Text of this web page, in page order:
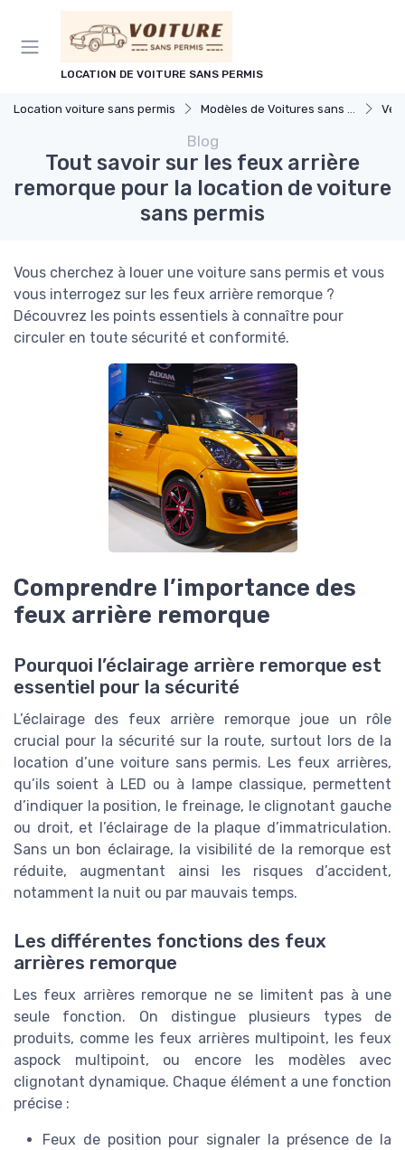
LOCATION DE VOITURE SANS PERMIS
Location voiture sans permis Modèles de Voitures sans Permis
Blog
Tout savoir sur les feux arrière
remorque pour la location de voiture
sans permis
Vous cherchez à louer une voiture sans permis et vous
vous interrogez sur les feux arrière remorque ?
Découvrez les points essentiels à connaître pour
circuler en toute sécurité et conformité.
Comprendre l’importance des
feux arrière remorque
Pourquoi l’éclairage arrière remorque est
essentiel pour la sécurité
L’éclairage des feux arrière remorque joue un rôle
crucial pour la sécurité sur la route, surtout lors de la
location d’une voiture sans permis. Les feux arrières,
qu’ils soient à LED ou à lampe classique, permettent
d’indiquer la position, le freinage, le clignotant gauche
ou droit, et l’éclairage de la plaque d’immatriculation.
Sans un bon éclairage, la visibilité de la remorque est
réduite, augmentant ainsi les risques d’accident,
notamment la nuit ou par mauvais temps.
Les différentes fonctions des feux
arrières remorque
Les feux arrières remorque ne se limitent pas à une
seule fonction. On distingue plusieurs types de
produits, comme les feux arrières multipoint, les feux
aspock multipoint, ou encore les modèles avec
clignotant dynamique. Chaque élément a une fonction
précise :
Feux de position pour signaler la présence de la